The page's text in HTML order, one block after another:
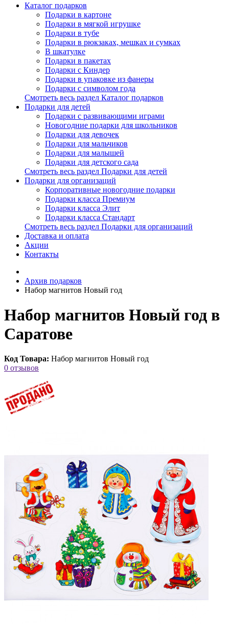
Каталог подарков
Подарки в картоне
Подарки в мягкой игрушке
Подарки в тубе
Подарки в рюкзаках, мешках и сумках
В шкатулке
Подарки в пакетах
Подарки с Киндер
Подарки в упаковке из фанеры
Подарки с символом года
Смотреть весь раздел Каталог подарков
Подарки для детей
Подарки с развивающими играми
Новогодние подарки для школьников
Подарки для девочек
Подарки для мальчиков
Подарки для малышей
Подарки для детского сада
Смотреть весь раздел Подарки для детей
Подарки для организаций
Корпоративные новогодние подарки
Подарки класса Премиум
Подарки класса Элит
Подарки класса Стандарт
Смотреть весь раздел Подарки для организаций
Доставка и оплата
Акции
Контакты
Архив подарков
Набор магнитов Новый год
Набор магнитов Новый год в
Саратове
Код Товара: Набор магнитов Новый год
0 отзывов